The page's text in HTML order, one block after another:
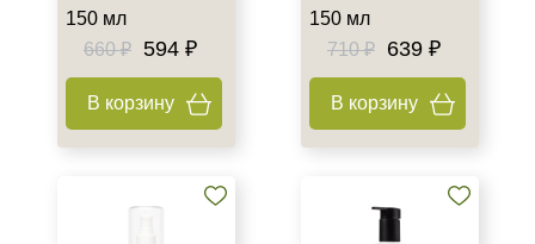
Корейская
Профессиональная
Тип кожи
150 мл
660 ₽ 594 ₽
В корзину
150 мл
710 ₽
639 ₽
В корзину